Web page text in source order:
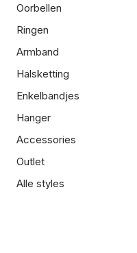
Oorbellen
Ringen
Armband
Halsketting
Enkelbandjes
Hanger
Accessories
Outlet
Alle styles